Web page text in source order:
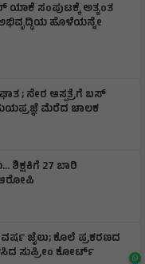
ಯಾಕೆ ಸಂಪುಟಕ್ಕೆ ಅತ್ಯಂತ
ಹೊಳೆಯನ್ನೇ
; ನೇರ ಆಸ್ಪತ್ರೆಗೆ ಬಸ್‌
ಮೆರೆದ ಚಾಲಕ
ಶಿಕ್ಷಕಿಗೆ 27 ಬಾರಿ
ಆರೋಪಿ
ವರ್ಷ ಜೈಲು; ಕೊಲೆ ಪ್ರಕರಣದ
ಸುಪ್ರೀಂ ಕೋರ್ಟ್